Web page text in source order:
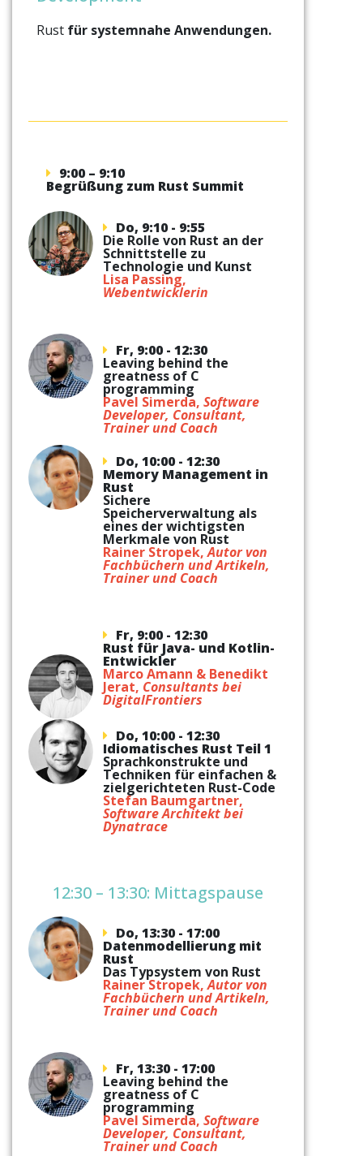
Rust für systemnahe Anwendungen.
9:00 – 9:10
Begrüßung zum Rust Summit
Do, 9:10 - 9:55
Die Rolle von Rust an der
Schnittstelle zu
Technologie und Kunst
Lisa Passing,
Webentwicklerin
Fr, 9:00 - 12:30
Leaving behind the
greatness of C
programming
Pavel Simerda, Software
Developer, Consultant,
Trainer und Coach
Do, 10:00 - 12:30
Memory Management in
Rust
Sichere
Speicherverwaltung als
eines der wichtigsten
Merkmale von Rust
Rainer Stropek,Autor von
Fachbüchern und Artikeln,
Trainer und Coach
Fr, 9:00 - 12:30
Rust für Java- und Kotlin-
Entwickler
Marco Amann & Benedikt
Jerat, Consultants bei
DigitalFrontiers
Do, 10:00 - 12:30
Idiomatisches Rust Teil 1
Sprachkonstrukte und
Techniken für einfachen &
zielgerichteten Rust-Code
Stefan Baumgartner,
Software Architekt bei
Dynatrace
12:30 – 13:30: Mittagspause
Do, 13:30 - 17:00
Datenmodellierung mit
Rust
Das Typsystem von Rust
Rainer Stropek,Autor von
Fachbüchern und Artikeln,
Trainer und Coach
Fr, 13:30 - 17:00
Leaving behind the
greatness of C
programming
Pavel Simerda, Software
Developer, Consultant,
Trainer und Coach